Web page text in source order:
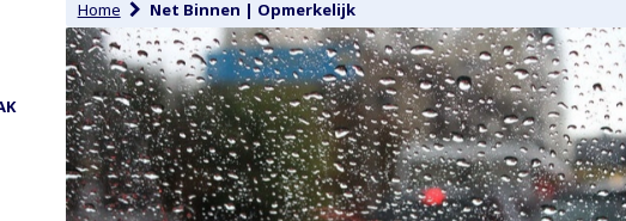
Home Net Binnen | Opmerkelijk